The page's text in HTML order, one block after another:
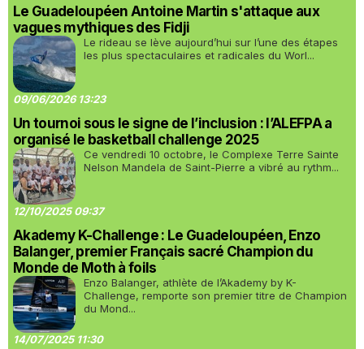
Le Guadeloupéen Antoine Martin s'attaque aux
vagues mythiques des Fidji
Le rideau se lève aujourd’hui sur l’une des étapes
les plus spectaculaires et radicales du Worl...
09/06/2026 13:23
Un tournoi sous le signe de l’inclusion : l’ALEFPA a
organisé le basketball challenge 2025
Ce vendredi 10 octobre, le Complexe Terre Sainte
Nelson Mandela de Saint-Pierre a vibré au rythm...
12/10/2025 09:37
Akademy K-Challenge : Le Guadeloupéen, Enzo
Balanger, premier Français sacré Champion du
Monde de Moth à foils
Enzo Balanger, athlète de l’Akademy by K-
Challenge, remporte son premier titre de Champion
du Mond...
14/07/2025 11:30